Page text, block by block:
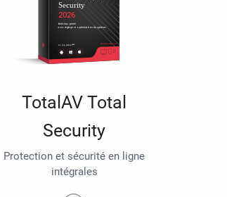
TotalAV Total
Security
Protection et sécurité en ligne
intégrales